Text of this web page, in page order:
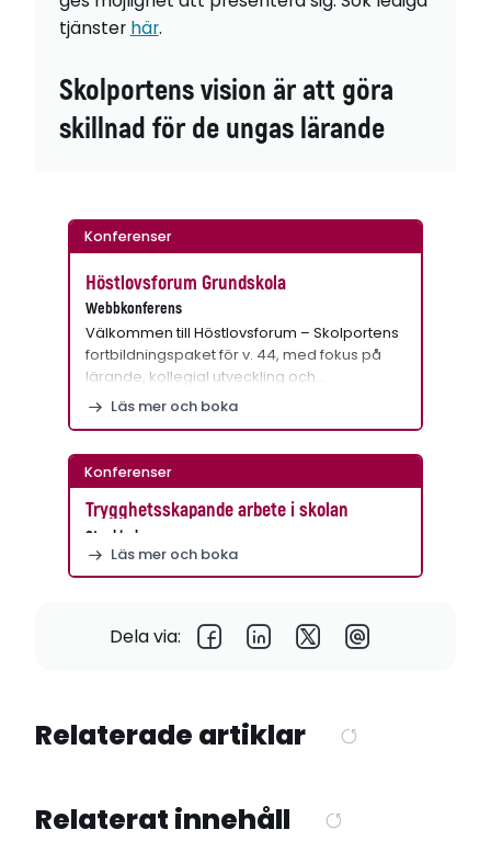
tjänster här.
Skolportens vision är att göra
skillnad för de ungas lärande
Konferenser
Höstlovsforum Grundskola
Webbkonferens
Välkommen till Höstlovsforum – Skolportens
fortbildningspaket för v. 44, med fokus på
lärande, kollegial utveckling och…
Läs mer och boka
Konferenser
Trygghetsskapande arbete i skolan
Stockholm
Läs mer och boka
Dela via:
Relaterade artiklar
Relaterat innehåll